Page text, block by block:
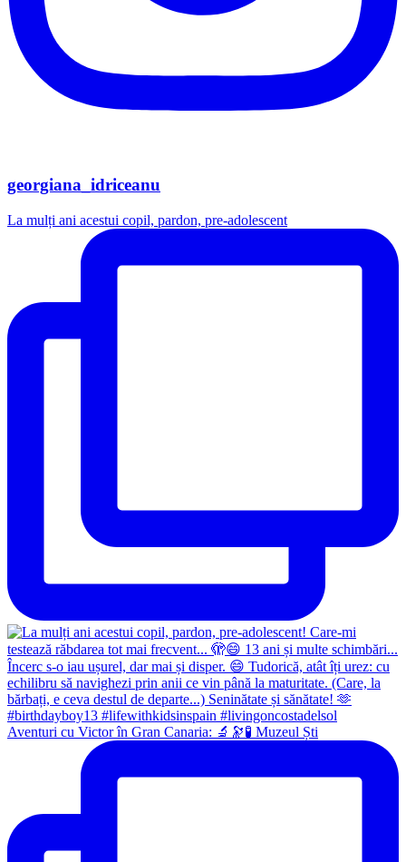
georgiana_idriceanu
La mulți ani acestui copil, pardon, pre-adolescent
Aventuri cu Victor în Gran Canaria: 🔬🔭🧪 Muzeul Ști